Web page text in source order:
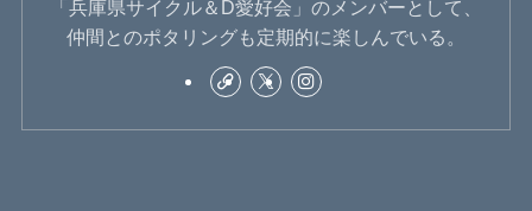
「兵庫県サイクル＆D愛好会」のメンバーとして、
仲間とのポタリングも定期的に楽しんでいる。